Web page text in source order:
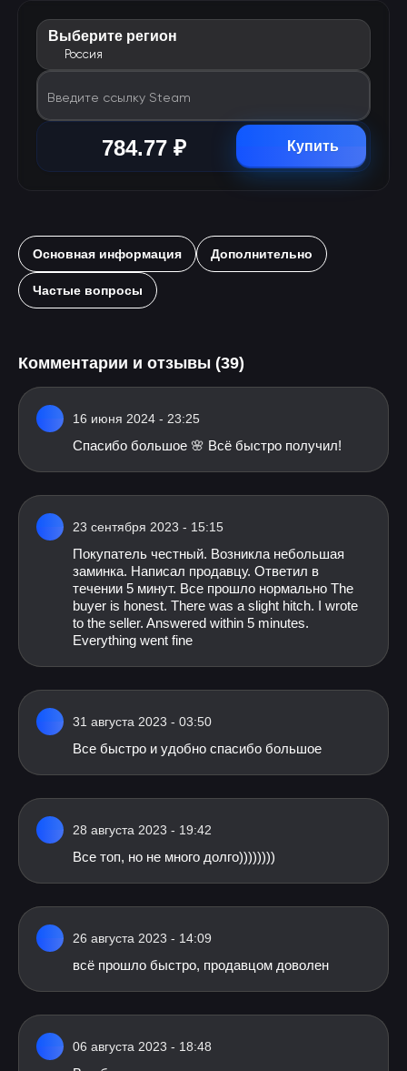
Выберите регион
Россия
Введите ссылку Steam
784.77 ₽ Купить
Основная информация Дополнительно
Частые вопросы
Комментарии и отзывы (39)
16 июня 2024 - 23:25
Спасибо большое 🌸 Всё быстро получил!
23 сентября 2023 - 15:15
Покупатель честный. Возникла небольшая
заминка. Написал продавцу. Ответил в
течении 5 минут. Все прошло нормально The
buyer is honest. There was a slight hitch. I wrote
to the seller. Answered within 5 minutes.
Everything went fine
31 августа 2023 - 03:50
Все быстро и удобно спасибо большое
28 августа 2023 - 19:42
Все топ, но не много долго))))))))
26 августа 2023 - 14:09
всё прошло быстро, продавцом доволен
06 августа 2023 - 18:48